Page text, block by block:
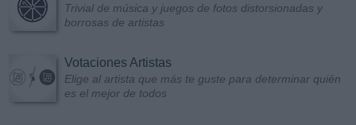
Trivial de música y juegos de fotos distorsionadas y
borrosas de artistas
Votaciones Artistas
Elige al artista que más te guste para determinar quién
es el mejor de todos